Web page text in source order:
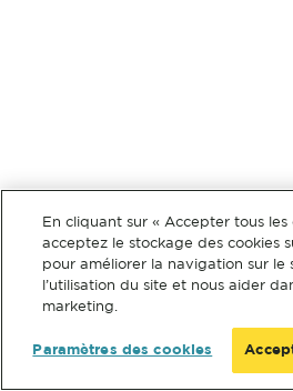
En cliquant sur « Accepter tous les
acceptez le stockage des cookies
pour améliorer la navigation sur le
l’utilisation du site et nous aider
marketing.
Paramètres des cookies